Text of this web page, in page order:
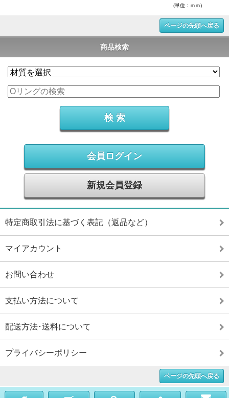
(単位：ｍｍ)
ページの先頭へ戻る
商品検索
会員ログイン
新規会員登録
特定商取引法に基づく表記（返品など）
マイアカウント
お問い合わせ
支払い方法について
配送方法･送料について
プライバシーポリシー
ページの先頭へ戻る